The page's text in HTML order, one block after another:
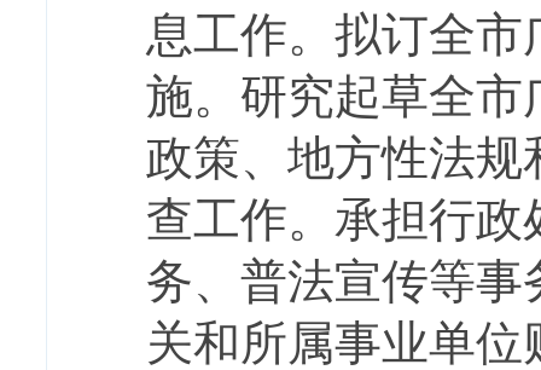
息工作。拟订全
施。研究起草全
政策、地方性法
查工作。承担行
务、普法宣传等
关和所属事业单